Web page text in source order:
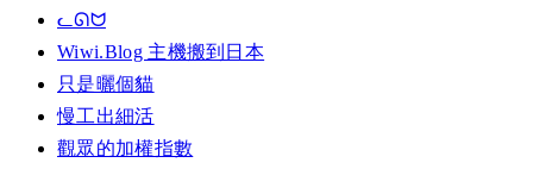
ᓚᘏᗢ
Wiwi.Blog 主機搬到日本
只是曬個貓
慢工出細活
觀眾的加權指數